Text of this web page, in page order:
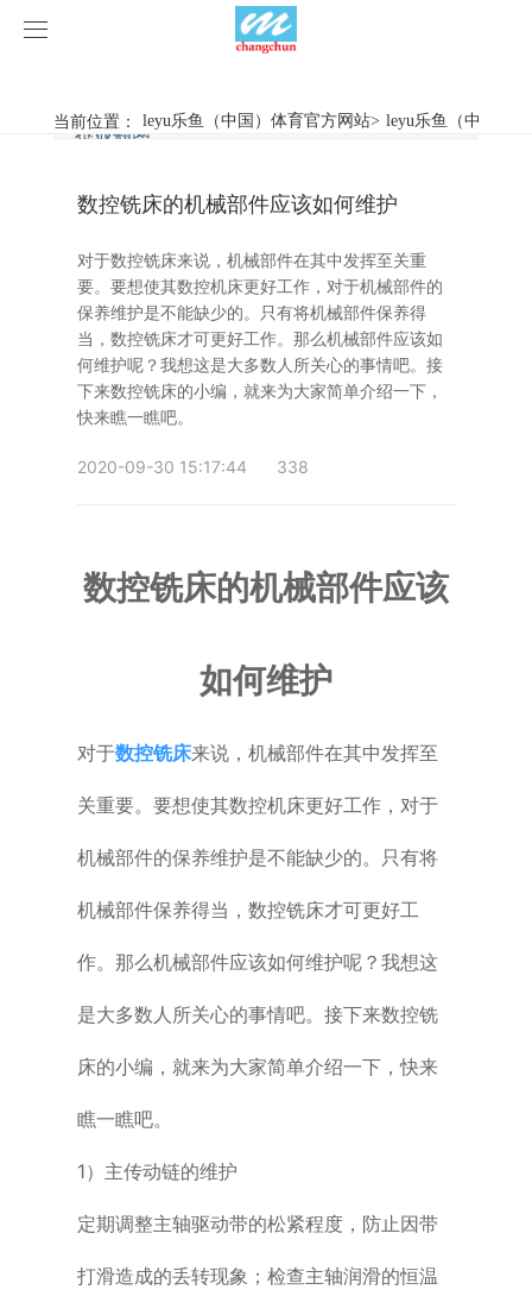
leyu乐鱼（中国）体育官方网站
旋弧焊机
摩擦焊机
惯性摩擦焊机
连续驱动摩擦焊机
普通铣床
其他机床
产品视频
leyu乐鱼（中国）体育官方网站
行业新闻
企业动态
案例展示
客户案例
荣誉资质
当前位置： leyu乐鱼（中国）体育官方网站> leyu乐鱼（中国）
行业新闻
企业动态
数控铣床的机械部件应该如何维护
对于数控铣床来说，机械部件在其中发挥至关重
要。要想使其数控机床更好工作，对于机械部件的
保养维护是不能缺少的。只有将机械部件保养得
当，数控铣床才可更好工作。那么机械部件应该如
何维护呢？我想这是大多数人所关心的事情吧。接
下来数控铣床的小编，就来为大家简单介绍一下，
快来瞧一瞧吧。
2020-09-30 15:17:44 338
数控铣床的机械部件应该
如何维护
对于数控铣床来说，机械部件在其中发挥至
关重要。要想使其数控机床更好工作，对于
机械部件的保养维护是不能缺少的。只有将
机械部件保养得当，数控铣床才可更好工
作。那么机械部件应该如何维护呢？我想这
是大多数人所关心的事情吧。接下来数控铣
床的小编，就来为大家简单介绍一下，快来
瞧一瞧吧。
1）主传动链的维护
定期调整主轴驱动带的松紧程度，防止因带
打滑造成的丢转现象；检查主轴润滑的恒温